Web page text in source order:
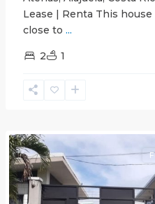
Lease | Renta This
close to ...
2 1